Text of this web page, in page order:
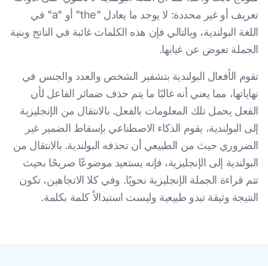
تعريف أو غير محددة: لا يوجد ما يعادل "the" أو "a" في
اللغة البولندية، وبالتالي فإن هذه الكلمات غائبة في الناتج وبنية
الجملة تعوض عن غيابها.
تقوم الأفعال البولندية بتشفير الشخص والعدد والجنس في
نهاياتها، مما يعني أنه غالبًا ما يتم حذف ضمائر الفاعل لأن
الفعل يحمل تلك المعلومات بالفعل. بالانتقال من الإنجليزية
إلى البولندية، يقوم الذكاء الاصطناعي بإسقاط الضمير غير
الضروري حيث من الطبيعي أن تحذفه البولندية. بالانتقال من
البولندية إلى الإنجليزية، فإنه يستعيد موضوعًا صريحًا بحيث
تتم قراءة الجملة الإنجليزية نحويًا. وفي كلا الاتجاهين، تكون
النتيجة وثيقة تبدو طبيعية وليست استبدالاً كلمة بكلمة.